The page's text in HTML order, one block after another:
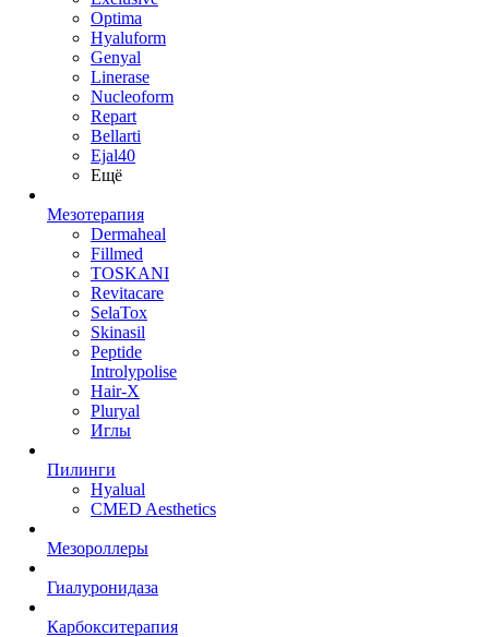
Optima
Hyaluform
Genyal
Linerase
Nucleoform
Repart
Bellarti
Ejal40
Ещё
Мезотерапия
Dermaheal
Fillmed
TOSKANI
Revitacare
SelaTox
Skinasil
Peptide
Introlypolise
Hair-X
Pluryal
Иглы
Пилинги
Hyalual
CMED Aesthetics
Мезороллеры
Гиалуронидаза
Карбокситерапия